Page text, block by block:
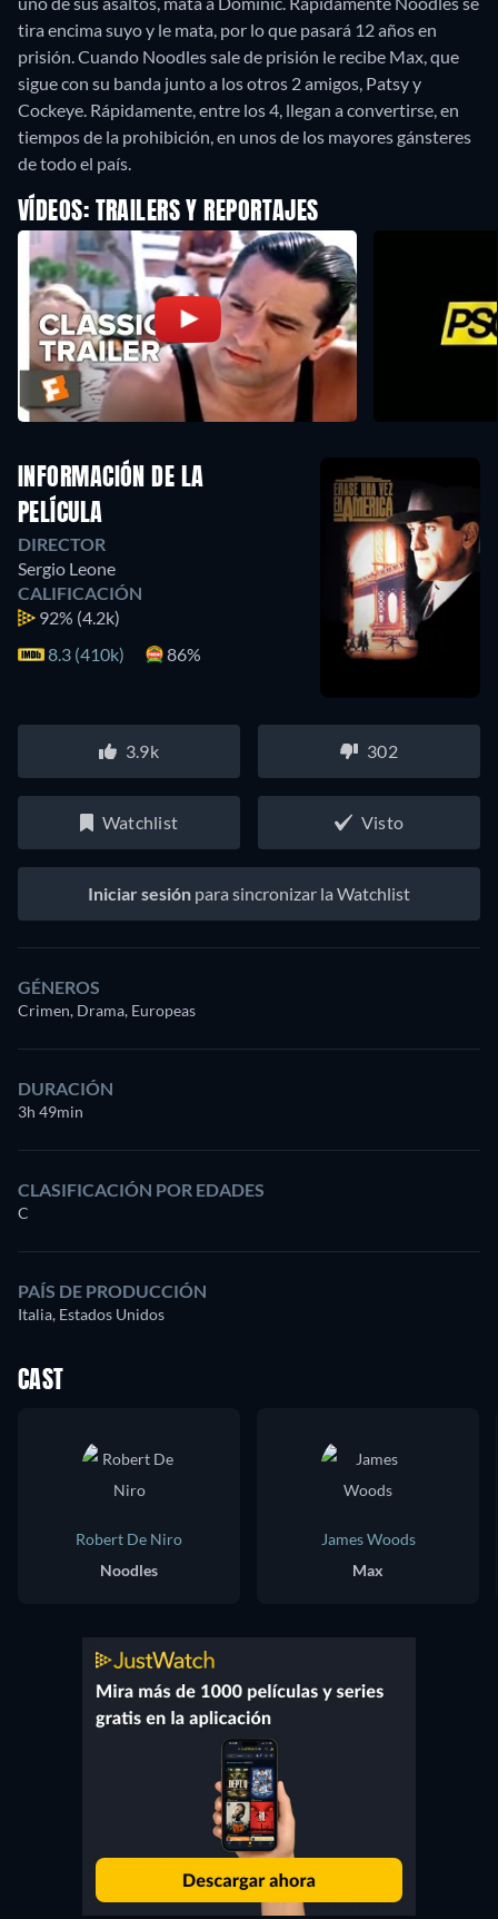
tira encima suyo y le mata, por lo que pasará 12 años en
prisión. Cuando Noodles sale de prisión le recibe Max, que
sigue con su banda junto a los otros 2 amigos, Patsy y
Cockeye. Rápidamente, entre los 4, llegan a convertirse, en
tiempos de la prohibición, en unos de los mayores gánsteres
de todo el país.
VÍDEOS: TRAILERS Y REPORTAJES
INFORMACIÓN DE LA
PELÍCULA
DIRECTOR
Sergio Leone
CALIFICACIÓN
92% (4.2k)
8.3 (410k)
86%
3.9k 302
Watchlist Visto
Iniciar sesión para sincronizar la Watchlist
GÉNEROS
Crimen, Drama, Europeas
DURACIÓN
3h 49min
CLASIFICACIÓN POR EDADES
C
PAÍS DE PRODUCCIÓN
Italia, Estados Unidos
CAST
Robert De Niro
Noodles
James Woods
Max